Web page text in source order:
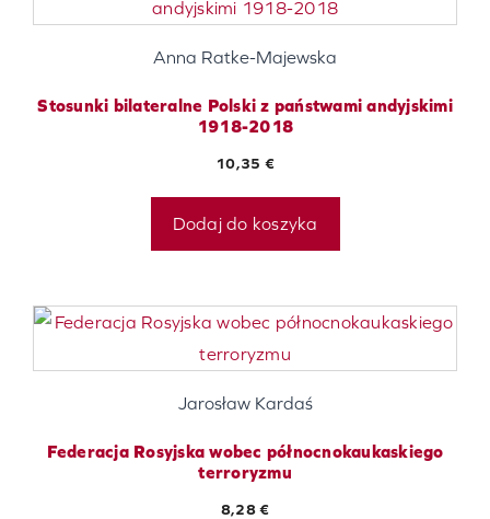
Anna Ratke-Majewska
Stosunki bilateralne Polski z państwami andyjskimi
1918-2018
10,35 €
Dodaj do koszyka
Jarosław Kardaś
Federacja Rosyjska wobec północnokaukaskiego
terroryzmu
8,28€